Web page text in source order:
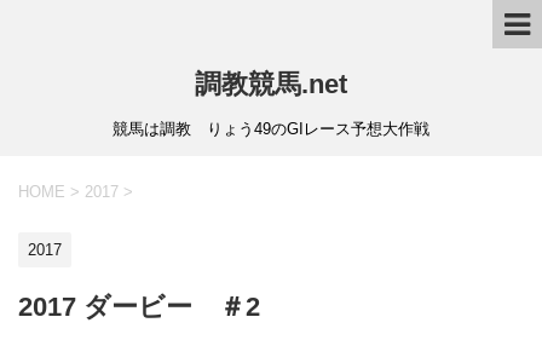
調教競馬.net
競馬は調教 りょう49のGIレース予想大作戦
HOME > 2017 >
2017
2017 ダービー ＃2